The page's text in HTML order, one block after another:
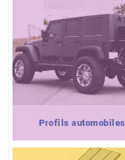
Profils automobiles